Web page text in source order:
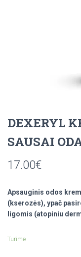
DEXERYL
SAUSAI
17.00€
Apsauginis odos
(kserozės), ypač
ligomis (atopiniu
Turime